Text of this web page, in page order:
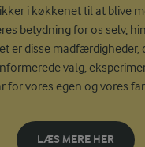
i køkkenet til at blive
betydning for os selv,
er disse
valg,
for vores egen og vores
LÆS MERE HER